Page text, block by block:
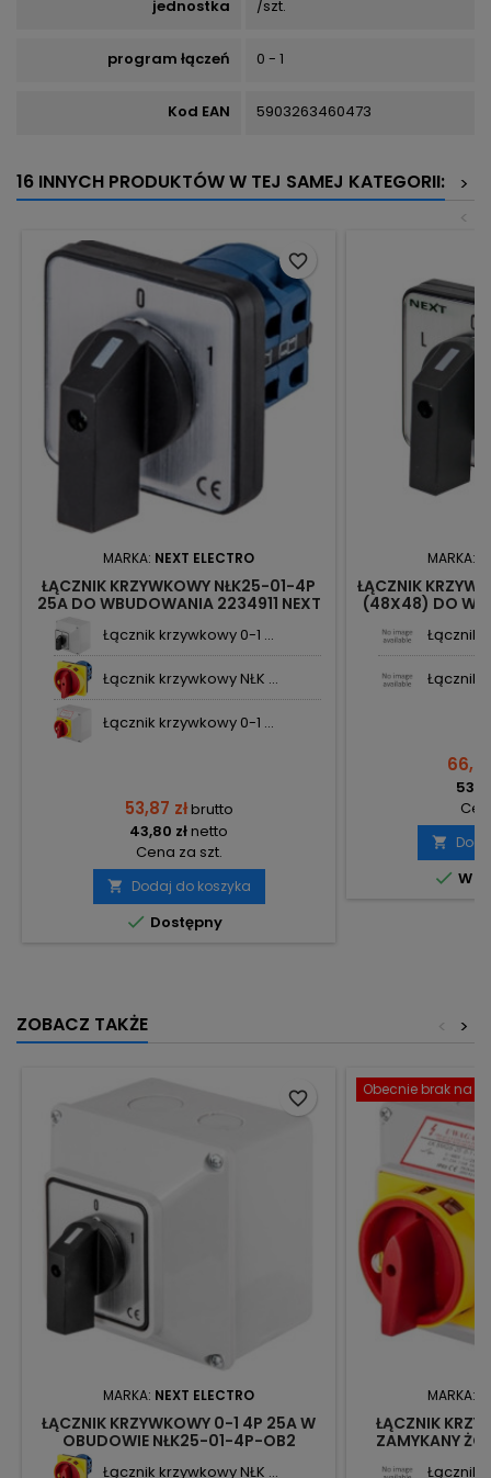
jednostka /szt.
program łączeń 0 - 1
Kod EAN 5903263460473
16 INNYCH PRODUKTÓW W TEJ SAMEJ KATEGORII:
>
<
MARKA: NEXT ELECTRO
ŁĄCZNIK KRZYWKOWY NŁK25-01-4P
25A DO WBUDOWANIA 2234911 NEXT
Łącznik krzywkowy 0-1 ...
Łącznik krzywkowy NŁK ...
Łącznik krzywkowy 0-1 ...
53,87 złbrutto
43,80 złnetto
Cena za szt.
 Dodaj do koszyka
 Dostępny
favorite_border
MARKA:
ŁĄCZNIK
(48X48) DO
Łącznik
Łącznik

 W
ZOBACZ TAKŻE >
<
MARKA: NEXT ELECTRO
ŁĄCZNIK KRZYWKOWY 0-1 4P 25A W
OBUDOWIE NŁK25-01-4P-OB2
Łącznik krzywkowy NŁK ...
favorite_border Obecnie brak na
MARKA:
ŁĄCZNIK
ZAMYKANY
Łącznik